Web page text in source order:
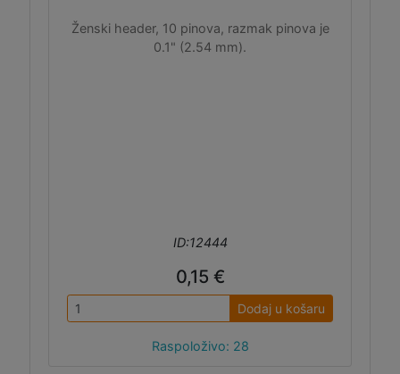
Ženski header, 10 pinova, razmak pinova je
0.1" (2.54 mm).
ID:12444
0,15 €
Dodaj u košaru
Raspoloživo: 28